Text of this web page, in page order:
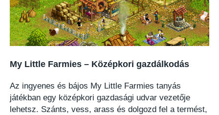
My Little Farmies – Középkori gazdálkodás
Az ingyenes és bájos My Little Farmies tanyás
játékban egy középkori gazdasági udvar vezetője
lehetsz. Szánts, vess, arass és dolgozd fel a termést,